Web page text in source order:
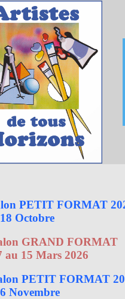
PETIT FORMAT
Octobre
GRAND FORMAT
au 15 Mars 2026
PETIT FORMAT
Novembre